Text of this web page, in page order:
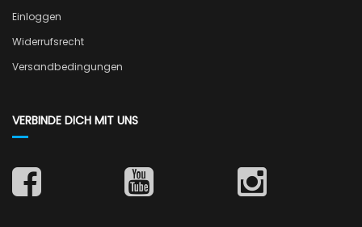
Einloggen
Widerrufsrecht
Versandbedingungen
VERBINDE DICH MIT UNS